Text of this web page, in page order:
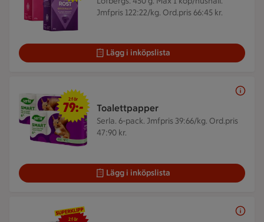
Jmfpris 122:22/kg. Ord.pris 66:45 kr.
Lägg i inköpslista
Toalettpapper
Serla. 6-pack. Jmfpris 39:66/kg. Ord.pris
47:90 kr.
2 för 79 kr
2 för
79:-
Lägg i inköpslista
2 för 25 kr
2 för